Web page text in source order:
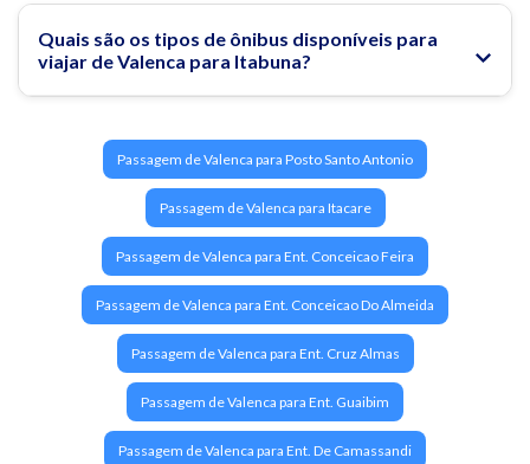
Quais são os tipos de ônibus disponíveis para
viajar de Valenca para Itabuna?
Passagem de Valenca para Posto Santo Antonio
Passagem de Valenca para Itacare
Passagem de Valenca para Ent. Conceicao Feira
Passagem de Valenca para Ent. Conceicao Do Almeida
Passagem de Valenca para Ent. Cruz Almas
Passagem de Valenca para Ent. Guaibim
Passagem de Valenca para Ent. De Camassandi